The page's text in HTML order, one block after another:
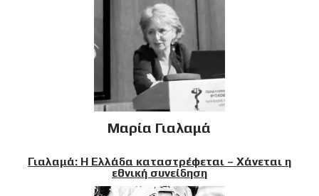
Μαρία Γιαλαμά
Γιαλαμά: Η Ελλάδα καταστρέφεται – Χάνεται η
εθνική συνείδηση